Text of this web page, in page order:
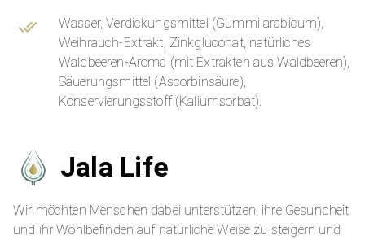
Wasser, Verdickungsmittel (Gummi arabicum),
Weihrauch-Extrakt, Zinkgluconat, natürliches
Waldbeeren-Aroma (mit Extrakten aus Waldbeeren),
Säuerungsmittel (Ascorbinsäure),
Konservierungsstoff (Kaliumsorbat).
Jala Life
Wir möchten Menschen dabei unterstützen, ihre Gesundheit
und ihr Wohlbefinden auf natürliche Weise zu steigern und